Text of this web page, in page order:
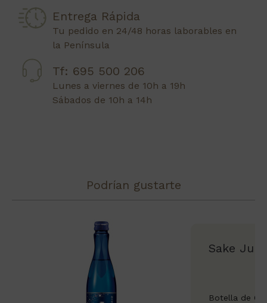
Entrega Rápida
Tu pedido en 24/48 horas laborables en
la Península
Tf: 695 500 206
Lunes a viernes de 10h a 19h
Sábados de 10h a 14h
Podrían gustarte
Sake
Botella de